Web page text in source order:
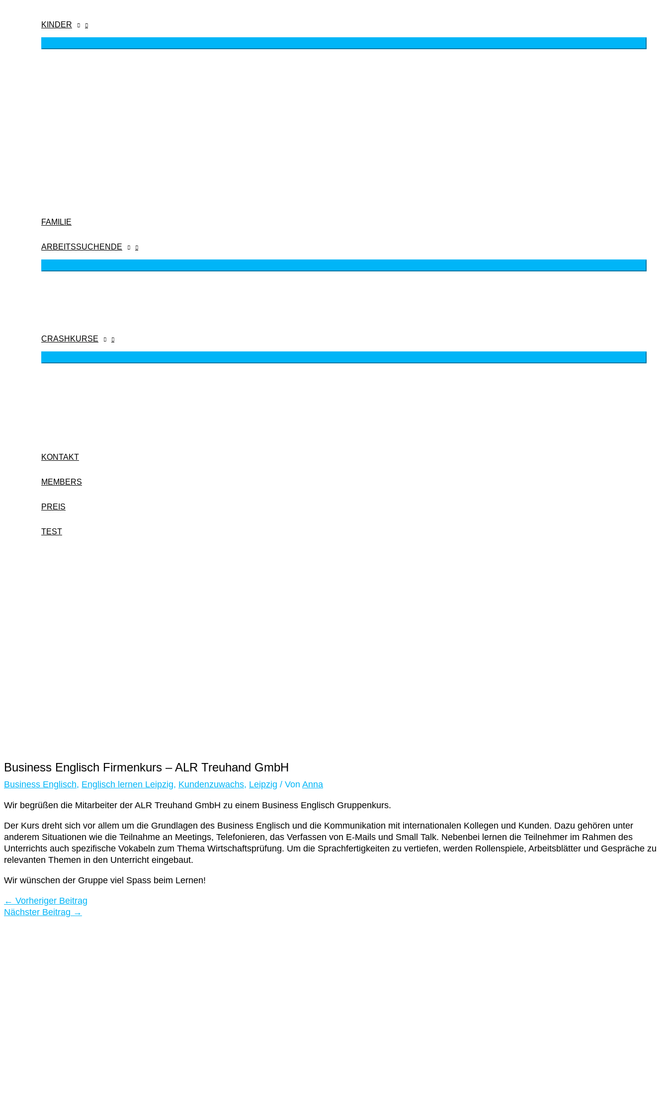
KINDER
FAMILIE
ARBEITSSUCHENDE
CRASHKURSE
KONTAKT
MEMBERS
PREIS
TEST
Business Englisch Firmenkurs – ALR Treuhand GmbH
Business Englisch, Englisch lernen Leipzig, Kundenzuwachs, Leipzig / Von Anna
Wir begrüßen die Mitarbeiter der ALR Treuhand GmbH zu einem Business Englisch Gruppenkurs.
Der Kurs dreht sich vor allem um die Grundlagen des Business Englisch und die Kommunikation mit internationalen Kollegen und Kunden. Dazu gehören unter
anderem Situationen wie die Teilnahme an Meetings, Telefonieren, das Verfassen von E-Mails und Small Talk. Nebenbei lernen die Teilnehmer im Rahmen des
Unterrichts auch spezifische Vokabeln zum Thema Wirtschaftsprüfung. Um die Sprachfertigkeiten zu vertiefen, werden Rollenspiele, Arbeitsblätter und Gespräche zu
relevanten Themen in den Unterricht eingebaut.
Wir wünschen der Gruppe viel Spass beim Lernen!
← Vorheriger Beitrag
Nächster Beitrag →